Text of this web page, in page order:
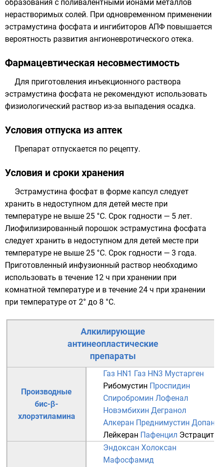
образования с поливалентными ионами металлов
нерастворимых солей. При одновременном применении
эстрамустина фосфата и ингибиторов АПФ повышается
вероятность развития ангионевротического отека.
Фармацевтическая несовместимость
Для приготовления инъекционного раствора
эстрамустина фосфата не рекомендуют использовать
физиологический раствор из-за выпадения осадка.
Условия отпуска из аптек
Препарат отпускается по рецепту.
Условия и сроки хранения
Эстрамустина фосфат в форме капсул следует
хранить в недоступном для детей месте при
температуре не выше 25 °C. Срок годности — 5 лет.
Лиофилизированный порошок эстрамустина фосфата
следует хранить в недоступном для детей месте при
температуре не выше 25 °C. Срок годности — 3 года.
Приготовленный инфузионный раствор необходимо
использовать в течение 12 ч при хранении при
комнатной температуре и в течение 24 ч при хранении
при температуре от 2° до 8 °C.
Алкилирующие
антинеопластические
препараты
Производные
бис-β-
хлорэтиламина
Газ HN1 Газ HN3 Мустарген
Рибомустин Проспидин
Спиробромин Лофенал
Новэмбихин Дегранол
Алкеран Преднимустин Допан
Лейкеран Пафенцил Эстрацит
Эндоксан Холоксан
Мафосфамид